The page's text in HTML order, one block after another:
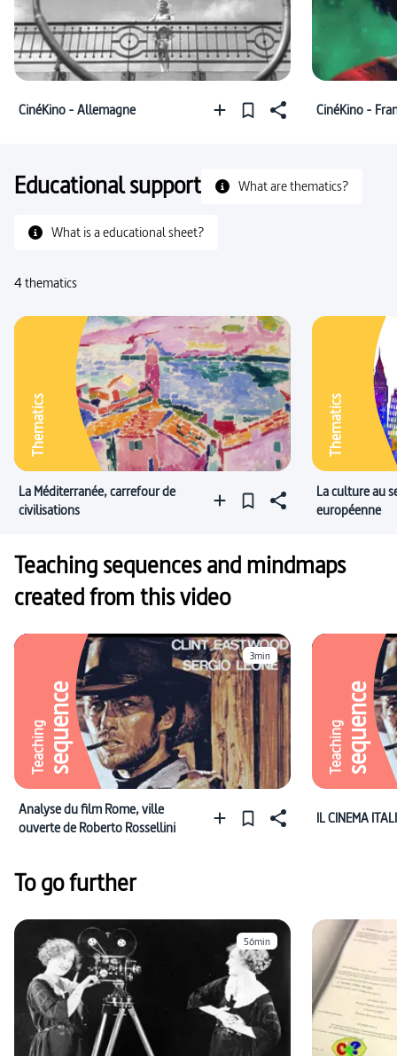
#four #civilisation (Italie) #légende (littérature)
#marginal #cinéma
CinéKino - Allemagne CinéKino -
Educational support What are thematics?
What is a educational sheet?
4 thematics
Thematics
La Méditerranée, carrefour de
civilisations
Thematics
La culture au
européenne
Teaching sequences and mindmaps
created from this video
Teachingsequence
3min
Analyse du film Rome, ville
ouverte de Roberto Rossellini
Teachingsequence
IL CINEMA
To go further
56min